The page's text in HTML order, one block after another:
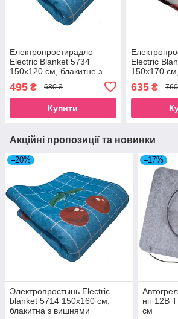
Електропростирадло
Electric Blanket 5734
150х120 см, блакитне з
495 ₴ 680 ₴
Купити
Electric
150х170
635₴
Акційні пропозиції та новинки
–20%
Электропростынь Electric
blanket 5714 150х160 см,
блакитна з вишнями
–17%
ніг 12В
см